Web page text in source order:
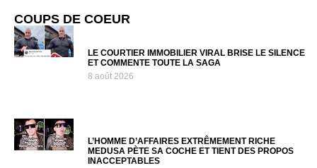
COUPS DE COEUR
LE COURTIER IMMOBILIER VIRAL BRISE LE SILENCE
ET COMMENTE TOUTE LA SAGA
8 août 2026
L’HOMME D’AFFAIRES EXTRÊMEMENT RICHE
MEDUSA PÈTE SA COCHE ET TIENT DES PROPOS
INACCEPTABLES